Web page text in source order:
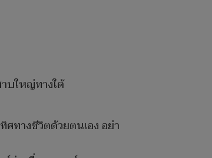
บใหญ่ทางใต้
ทางชีวิตด้วยตนเอง อย่า